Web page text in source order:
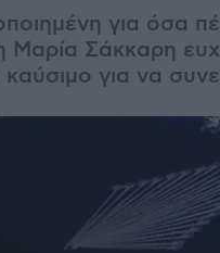
για όσα
Μαρία Σάκκαρη
για να